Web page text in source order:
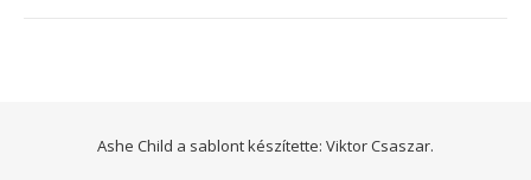
Ashe Child a sablont készítette: Viktor Csaszar.